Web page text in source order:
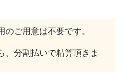
ご用意は不要です。
、分割払いで精算頂きま